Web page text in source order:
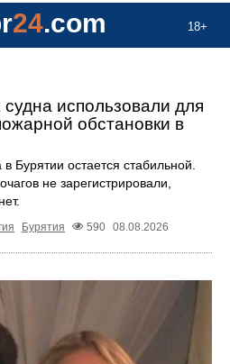
18+
24.com
использовали для
обстановки в
Бурятии остается стабильной.
не зарегистрировали,
Бурятия 590 08.08.2026